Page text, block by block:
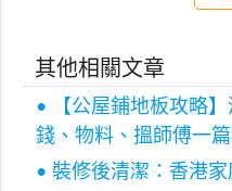
其他相關文章
• 【公屋鋪地板攻略
錢、物料、搵師傅一
• 裝修後清潔：香港